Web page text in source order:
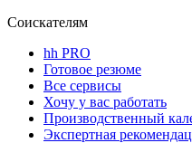
Соискателям
hh PRO
Готовое резюме
Все сервисы
Хочу у вас работать
Производственный
Экспертная